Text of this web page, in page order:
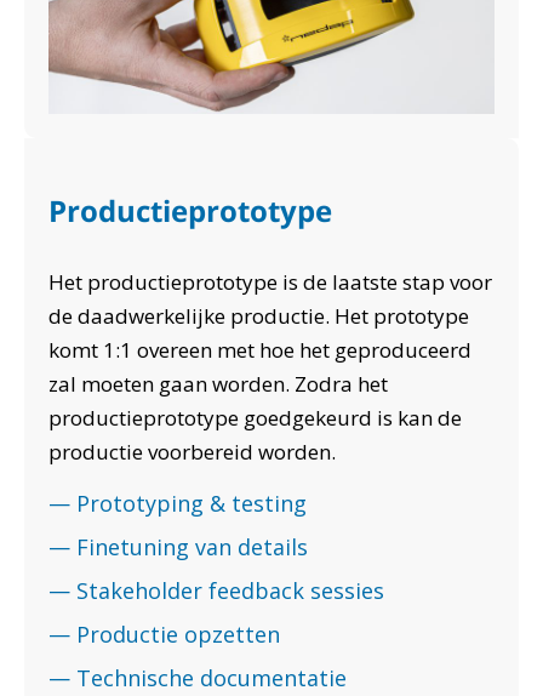
Productieprototype
Het productieprototype is de laatste stap voor
de daadwerkelijke productie. Het prototype
komt 1:1 overeen met hoe het geproduceerd
zal moeten gaan worden. Zodra het
productieprototype goedgekeurd is kan de
productie voorbereid worden.
— Prototyping & testing
— Finetuning van details
— Stakeholder feedback sessies
— Productie opzetten
— Technische documentatie